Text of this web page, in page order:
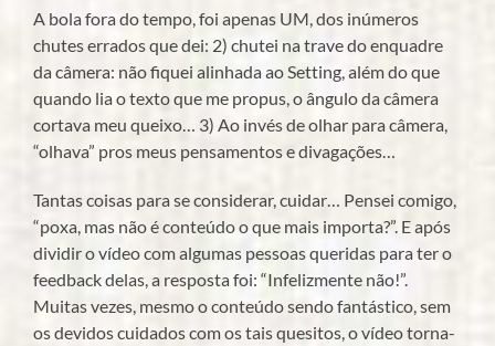
A bola fora do tempo, foi apenas UM, dos inúmeros
chutes errados que dei: 2) chutei na trave do enquadre
da câmera: não fiquei alinhada ao Setting, além do que
quando lia o texto que me propus, o ângulo da câmera
cortava meu queixo… 3) Ao invés de olhar para câmera,
“olhava” pros meus pensamentos e divagações…
Tantas coisas para se considerar, cuidar… Pensei comigo,
“poxa, mas não é conteúdo o que mais importa?”. E após
dividir o vídeo com algumas pessoas queridas para ter o
feedback delas, a resposta foi: “Infelizmente não!”.
Muitas vezes, mesmo o conteúdo sendo fantástico, sem
os devidos cuidados com os tais quesitos, o vídeo torna-